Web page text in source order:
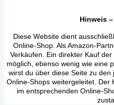
Hinweis
Diese Website dient
Online-Shop. Als Amazon-
Verkäufen. Ein direkter Kauf
möglich, ebenso wenig wie eine
wirst du über diese Seite zu den
Online-Shops weitergeleitet. Der
im entsprechenden Online-